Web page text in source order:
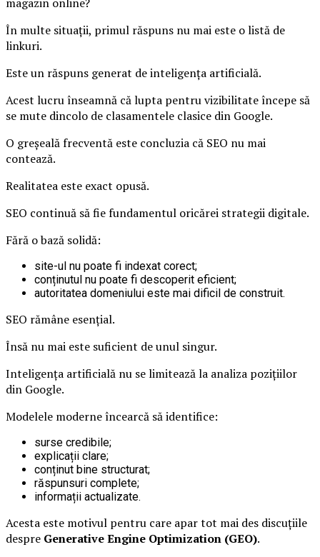
În multe situații, primul răspuns nu mai este o listă de
linkuri.
Este un răspuns generat de inteligența artificială.
Acest lucru înseamnă că lupta pentru vizibilitate începe să
se mute dincolo de clasamentele clasice din Google.
O greșeală frecventă este concluzia că SEO nu mai
contează.
Realitatea este exact opusă.
SEO continuă să fie fundamentul oricărei strategii digitale.
Fără o bază solidă:
site-ul nu poate fi indexat corect;
conținutul nu poate fi descoperit eficient;
autoritatea domeniului este mai dificil de construit.
SEO rămâne esențial.
Însă nu mai este suficient de unul singur.
Inteligența artificială nu se limitează la analiza pozițiilor
din Google.
Modelele moderne încearcă să identifice:
surse credibile;
explicații clare;
conținut bine structurat;
răspunsuri complete;
informații actualizate.
Acesta este motivul pentru care apar tot mai des discuțiile
despre Generative Engine Optimization (GEO).